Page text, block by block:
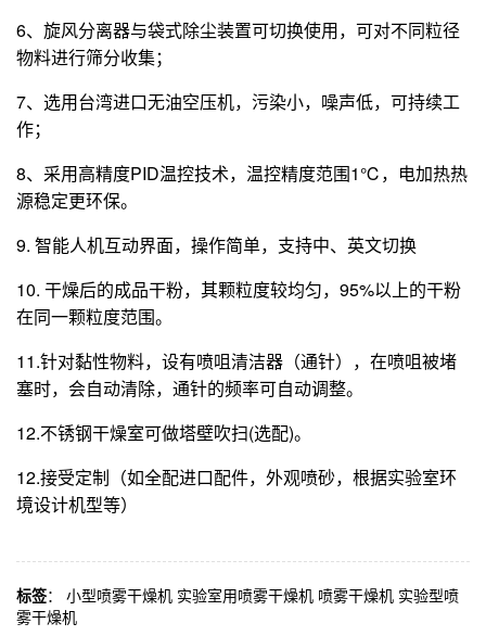
6、旋风分离器与袋式除尘装置可切换使用，可对不同粒径
物料进行筛分收集；
7、选用台湾进口无油空压机，污染小，噪声低，可持续工
作；
8、采用高精度PID温控技术，温控精度范围1℃，电加热热
源稳定更环保。
9. 智能人机互动界面，操作简单，支持中、英文切换
10. 干燥后的成品干粉，其颗粒度较均匀，95%以上的干粉
在同一颗粒度范围。
11.针对黏性物料，设有喷咀清洁器（通针），在喷咀被堵
塞时，会自动清除，通针的频率可自动调整。
12.不锈钢干燥室可做塔壁吹扫(选配)。
12.接受定制（如全配进口配件，外观喷砂，根据实验室环
境设计机型等）
标签： 小型喷雾干燥机 实验室用喷雾干燥机 喷雾干燥机 实验型喷
雾干燥机